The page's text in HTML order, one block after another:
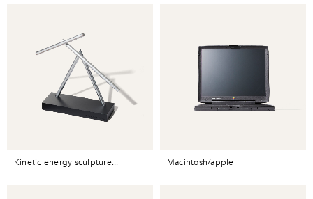
kinetic energy sculpture... macintosh/apple